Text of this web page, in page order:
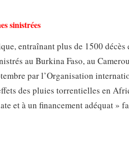
sinistrées
entraînant plus de 1500 décès
au Burkina Faso, au
par l’Organisation
des pluies torrentielles en
et à un financement adéquat »